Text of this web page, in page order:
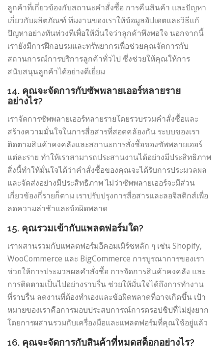
ลูกค้าที่เกี่ยวข้องกับสถานะคำสั่งซื้อ การคืนสินค้า และปัญหา
เกี่ยวกับผลิตภัณฑ์ ทีมงานของเราให้ข้อมูลอัปเดตและวิธีแก้
ปัญหาอย่างทันท่วงทีเพื่อให้มั่นใจว่าลูกค้าพึงพอใจ นอกจากนี้
เรายังมีการฝึกอบรมและทรัพยากรเพื่อช่วยคุณจัดการกับ
สถานการณ์การบริการลูกค้าทั่วไป ซึ่งช่วยให้คุณให้การ
สนับสนุนลูกค้าได้อย่างดีเยี่ยม
14. คุณจะจัดการกับซัพพลายเออร์หลายราย
อย่างไร?
เราจัดการซัพพลายเออร์หลายรายโดยรวบรวมคำสั่งซื้อและ
สร้างความมั่นใจในการสื่อสารที่สอดคล้องกัน ระบบของเรา
ติดตามสินค้าคงคลังและสถานะการสั่งซื้อของซัพพลายเออร์
แต่ละราย ทำให้เราสามารถประสานงานได้อย่างมีประสิทธิภาพ
สิ่งนี้ทำให้มั่นใจได้ว่าคำสั่งซื้อของคุณจะได้รับการประมวลผล
และจัดส่งอย่างมีประสิทธิภาพ ไม่ว่าซัพพลายเออร์จะมีส่วน
เกี่ยวข้องกี่รายก็ตาม เราปรับปรุงการสื่อสารและลอจิสติกส์เพื่อ
ลดความล่าช้าและข้อผิดพลาด
15. คุณรวมเข้ากับแพลตฟอร์มใด?
เราผสานรวมกับแพลตฟอร์มอีคอมเมิร์ซหลัก ๆ เช่น Shopify,
WooCommerce และ BigCommerce การบูรณาการของเรา
ช่วยให้การประมวลผลคำสั่งซื้อ การจัดการสินค้าคงคลัง และ
การติดตามเป็นไปอย่างราบรื่น ช่วยให้มั่นใจได้ถึงการทำงาน
ที่ราบรื่น ลดงานที่ต้องทำเองและข้อผิดพลาดที่อาจเกิดขึ้น เป้า
หมายของเราคือการมอบประสบการณ์การดรอปชิปที่ไม่ยุ่งยาก
โดยการผสานรวมกับเครื่องมือและแพลตฟอร์มที่คุณใช้อยู่แล้ว
16. คุณจะจัดการกับสินค้าที่หมดสต็อกอย่างไร?